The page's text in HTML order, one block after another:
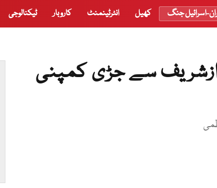
اسرائیل جنگ کھیل انٹرٹینمنٹ کاروبار ٹیکنالوجی
سے جڑی کمپنی